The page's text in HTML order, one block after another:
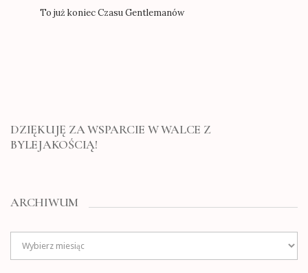
To już koniec Czasu Gentlemanów
DZIĘKUJĘ ZA WSPARCIE W WALCE Z
BYLEJAKOŚCIĄ!
ARCHIWUM
Archiwum